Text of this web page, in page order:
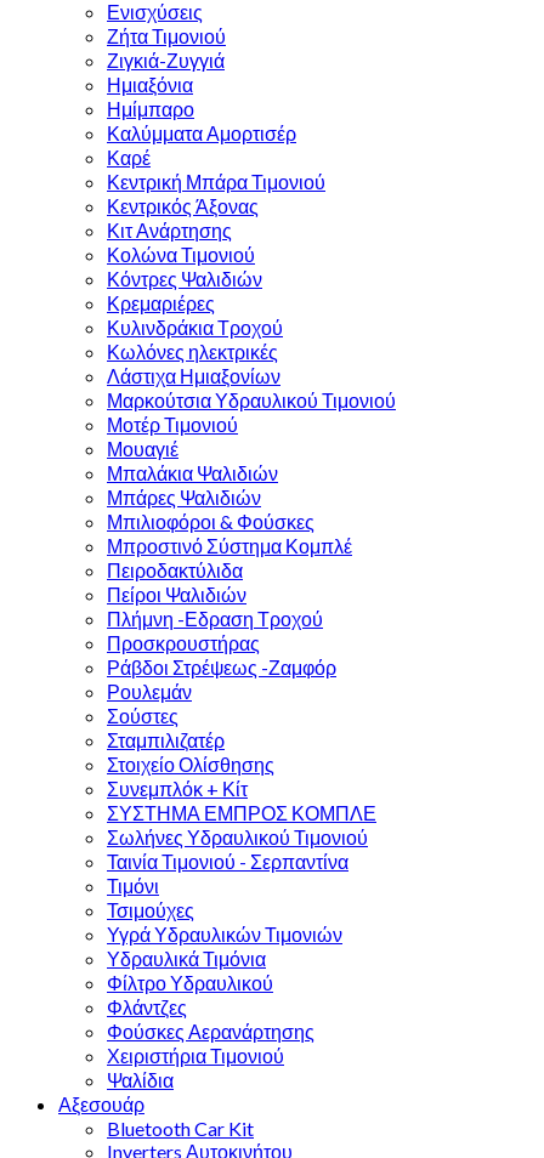
Ενισχύσεις
Ζήτα Τιμονιού
Ζιγκιά-Ζυγγιά
Ημιαξόνια
Ημίμπαρο
Καλύμματα Αμορτισέρ
Καρέ
Κεντρική Μπάρα Τιμονιού
Κεντρικός Άξονας
Κιτ Ανάρτησης
Κολώνα Τιμονιού
Κόντρες Ψαλιδιών
Κρεμαριέρες
Κυλινδράκια Τροχού
Κωλόνες ηλεκτρικές
Λάστιχα Ημιαξονίων
Μαρκούτσια Υδραυλικού Τιμονιού
Μοτέρ Τιμονιού
Μουαγιέ
Μπαλάκια Ψαλιδιών
Μπάρες Ψαλιδιών
Μπιλιοφόροι & Φούσκες
Μπροστινό Σύστημα Κομπλέ
Πειροδακτύλιδα
Πείροι Ψαλιδιών
Πλήμνη -Εδραση Τροχού
Προσκρουστήρας
Ράβδοι Στρέψεως -Ζαμφόρ
Ρουλεμάν
Σούστες
Σταμπιλιζατέρ
Στοιχείο Ολίσθησης
Συνεμπλόκ + Κίτ
ΣΥΣΤΗΜΑ ΕΜΠΡΟΣ ΚΟΜΠΛΕ
Σωλήνες Υδραυλικού Τιμονιού
Ταινία Τιμονιού - Σερπαντίνα
Τιμόνι
Τσιμούχες
Υγρά Υδραυλικών Τιμονιών
Υδραυλικά Τιμόνια
Φίλτρο Υδραυλικού
Φλάντζες
Φούσκες Αερανάρτησης
Χειριστήρια Τιμονιού
Ψαλίδια
Αξεσουάρ
Bluetooth Car Kit
Inverters Αυτοκινήτου